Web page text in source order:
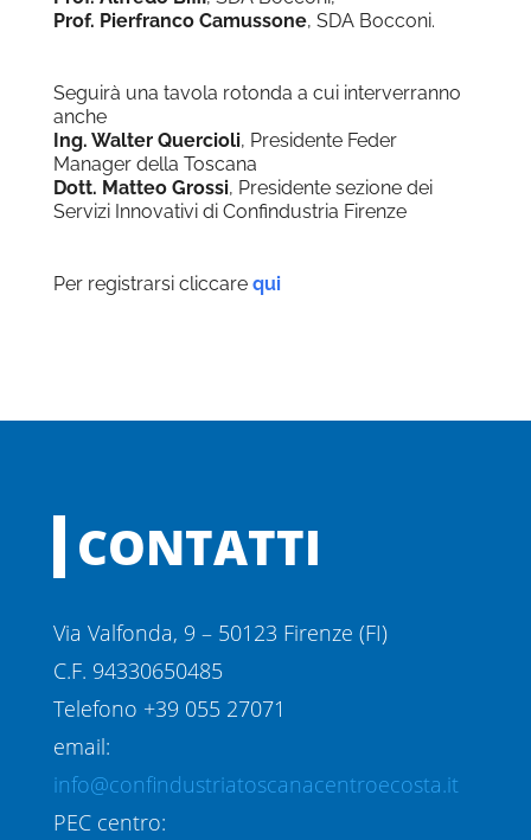
Prof. Pierfranco Camussone, SDA Bocconi.
Seguirà una tavola rotonda a cui interverranno
anche
Ing. Walter Quercioli, Presidente Feder
Manager della Toscana
Dott. Matteo Grossi, Presidente sezione dei
Servizi Innovativi di Confindustria Firenze
Per registrarsi cliccare qui
CONTATTI
Via Valfonda, 9 – 50123 Firenze (FI)
C.F. 94330650485
Telefono +39 055 27071
email:
info@confindustriatoscanacentroecosta.it
PEC centro: